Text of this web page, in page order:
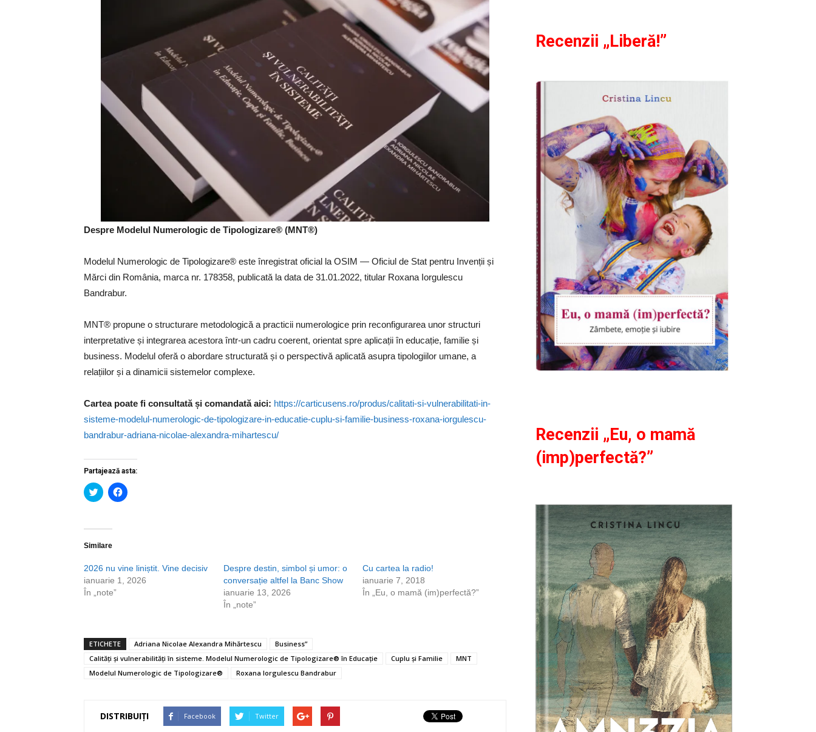
Despre Modelul Numerologic de Tipologizare® (MNT®)
Modelul Numerologic de Tipologizare® este înregistrat oficial la OSIM — Oficiul de Stat pentru Invenții și
Mărci din România, marca nr. 178358, publicată la data de 31.01.2022, titular Roxana Iorgulescu
Bandrabur.
MNT® propune o structurare metodologică a practicii numerologice prin reconfigurarea unor structuri
interpretative și integrarea acestora într-un cadru coerent, orientat spre aplicații în educație, familie și
business. Modelul oferă o abordare structurată și o perspectivă aplicată asupra tipologiilor umane, a
relațiilor și a dinamicii sistemelor complexe.
Cartea poate fi consultată și comandată aici: https://carticusens.ro/produs/calitati-si-vulnerabilitati-in-
sisteme-modelul-numerologic-de-tipologizare-in-educatie-cuplu-si-familie-business-roxana-iorgulescu-
bandrabur-adriana-nicolae-alexandra-mihartescu/
Partajează asta:
Dă
clic
pe
deschide
fereastră
nouă)
Dă
clic
fereastră
nouă)
Similare
2026 nu vine liniștit. Vine decisiv
ianuarie 1, 2026
În „note”
Despre destin, simbol și umor: o
conversație altfel la Banc Show
ianuarie 13, 2026
În „note”
Cu cartea la radio!
ianuarie 7, 2018
În „Eu, o mamă (im)perfectă?”
ETICHETE Adriana Nicolae Alexandra Mihărtescu
Business”
Calități și vulnerabilități în sisteme. Modelul Numerologic de Tipologizare® în Educație
Cuplu și Familie
MNT
Modelul Numerologic de Tipologizare®
Roxana Iorgulescu Bandrabur
DISTRIBUIȚI Facebook Twitter
Recenzii „Liberă!”
Recenzii „Eu, o mamă
(imp)perfectă?”